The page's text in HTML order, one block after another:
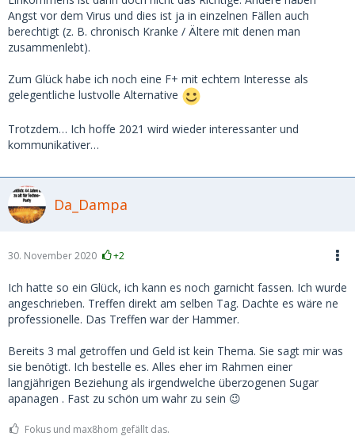
Angst vor dem Virus und dies ist ja in einzelnen Fällen auch
berechtigt (z. B. chronisch Kranke / Ältere mit denen man
zusammenlebt).
Zum Glück habe ich noch eine F+ mit echtem Interesse als
gelegentliche lustvolle Alternative
Trotzdem… Ich hoffe 2021 wird wieder interessanter und
kommunikativer…
Da_Dampa
30. November 2020 +2
Ich hatte so ein Glück, ich kann es noch garnicht fassen. Ich wurde
angeschrieben. Treffen direkt am selben Tag. Dachte es wäre ne
professionelle. Das Treffen war der Hammer.
Bereits 3 mal getroffen und Geld ist kein Thema. Sie sagt mir was
sie benötigt. Ich bestelle es. Alles eher im Rahmen einer
langjährigen Beziehung als irgendwelche überzogenen Sugar
apanagen . Fast zu schön um wahr zu sein 😉
Fokus und max8hom gefällt das.